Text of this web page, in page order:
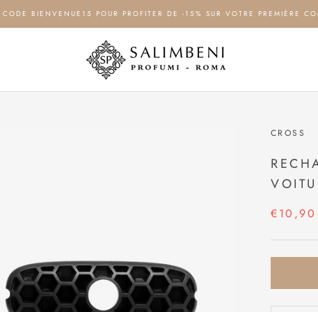
CODE BIENVENUE15 POUR PROFITER DE -15% SUR VOTRE PREMIÈRE
CROSS
€10,90